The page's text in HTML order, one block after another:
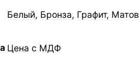
Белый, Бронза, Графит,
Цена с МДФ